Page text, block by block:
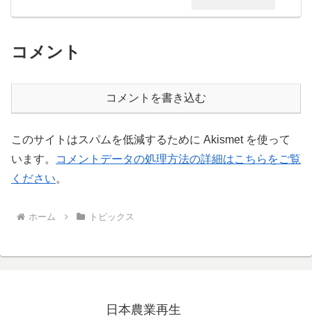
コメント
コメントを書き込む
このサイトはスパムを低減するために Akismet を使って
います。
コメントデータの処理方法の詳細はこちらをご覧
ください。
ホーム トピックス
日本農業再生